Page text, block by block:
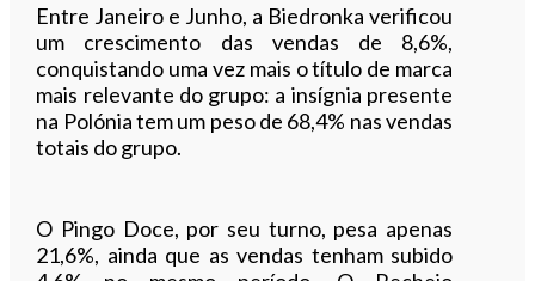
Entre Janeiro e Junho, a Biedronka verificou
um crescimento das vendas de 8,6%,
conquistando uma vez mais o título de marca
mais relevante do grupo: a insígnia presente
na Polónia tem um peso de 68,4% nas vendas
totais do grupo.
O Pingo Doce, por seu turno, pesa apenas
21,6%, ainda que as vendas tenham subido